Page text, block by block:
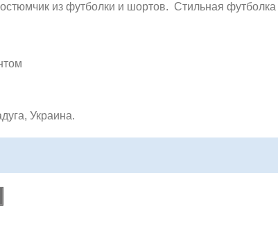
из футболки и шортов. Стильная футболка
Украина.